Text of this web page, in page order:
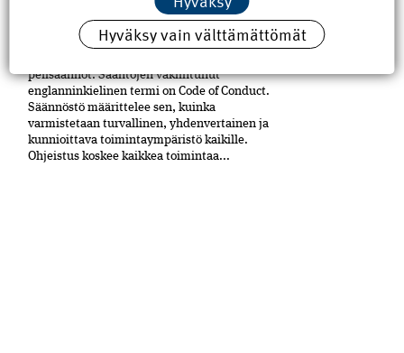
RKL-uutisia: RKL määritteli
eettiset pelisäännöt
peli­säännöt. Sääntöjen vakiintunut
englanninkielinen termi on Code of Conduct.
Säännöstö määrittelee sen, kuinka
varmistetaan turvallinen, yhdenvertainen ja
kun­nioittava toimintaympäristö kaikille.
Ohjeistus koskee kaikkea toimintaa...
Hyväksy vain välttämättömät